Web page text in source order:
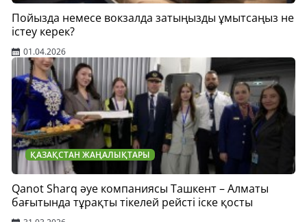
Пойызда немесе вокзалда затыңызды ұмытсаңыз не
істеу керек?
01.04.2026
ҚАЗАҚСТАН ЖАҢАЛЫҚТАРЫ
Qanot Sharq әуе компаниясы Ташкент – Алматы
бағытында тұрақты тікелей рейсті іске қосты